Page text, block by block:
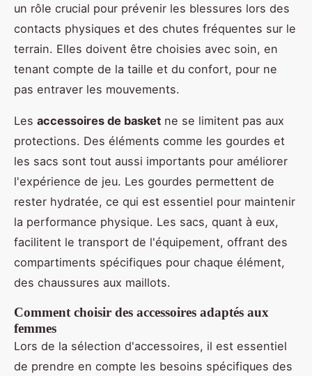
un rôle crucial pour prévenir les blessures lors des
contacts physiques et des chutes fréquentes sur le
terrain. Elles doivent être choisies avec soin, en
tenant compte de la taille et du confort, pour ne
pas entraver les mouvements.
Les accessoires de basket ne se limitent pas aux
protections. Des éléments comme les gourdes et
les sacs sont tout aussi importants pour améliorer
l'expérience de jeu. Les gourdes permettent de
rester hydratée, ce qui est essentiel pour maintenir
la performance physique. Les sacs, quant à eux,
facilitent le transport de l'équipement, offrant des
compartiments spécifiques pour chaque élément,
des chaussures aux maillots.
Comment choisir des accessoires adaptés aux
femmes
Lors de la sélection d'accessoires, il est essentiel
de prendre en compte les besoins spécifiques des